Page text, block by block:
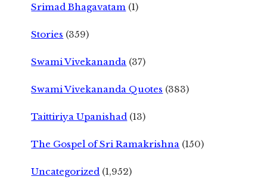
Srimad Bhagavatam (1)
Stories (359)
Swami Vivekananda (37)
Swami Vivekananda Quotes (383)
Taittiriya Upanishad (13)
The Gospel of Sri Ramakrishna (150)
Uncategorized (1,952)